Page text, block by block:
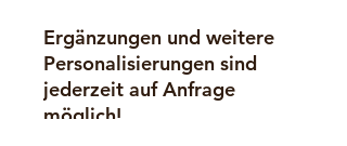
Ergänzungen und weitere
Personalisierungen sind
jederzeit auf Anfrage
möglich!